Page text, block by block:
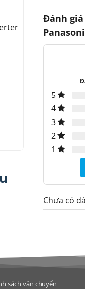
Đánh
5
4
3
2
1
Chưa có
sách vận chuyển